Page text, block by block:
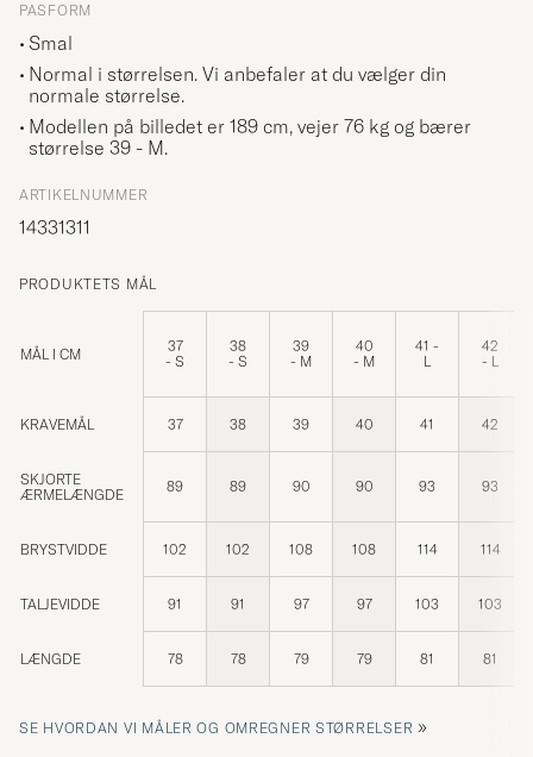
PASFORM
Smal
Normal i størrelsen. Vi anbefaler at du vælger din
normale størrelse.
Modellen på billedet er 189 cm, vejer 76 kg og bærer
størrelse 39 - M.
ARTIKELNUMMER
14331311
PRODUKTETS MÅL
MÅL I CM
37
- S
38
- S
39
- M
40
- M
41 -
L
42
- L
KRAVEMÅL 37 38 39 40 41 42
SKJORTE
ÆRMELÆNGDE
89 89 90 90 93 93
BRYSTVIDDE 102 102 108 108 114 114
TALJEVIDDE 91 91 97 97 103 103
LÆNGDE 78 78 79 79 81 81
SE HVORDAN VI MÅLER OG OMREGNER STØRRELSER »